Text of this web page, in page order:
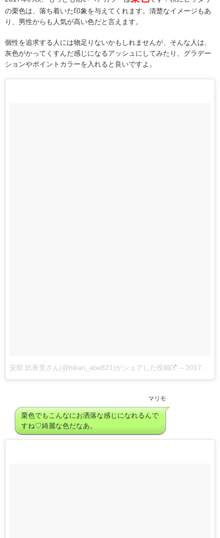
の栗色は、落ち着いた印象を与えてくれます。清楚なイメージもあ
り、男性からも人気が高い色だと言えます。
個性を追求する人には物足りないかもしれませんが、そんな人は、
灰色がかってくすんだ感じになるアッシュにしてみたり、グラデー
ションやポイントカラーを入れると良いですよ。
安部 比香里さん(@hikari_abe821)がシェアした投稿 – 2017 3月 11 4:56午前 PST
マリモ
栗色でもこんなにお洒落な感じになれるんで
すね♡綺麗な色だなあ。